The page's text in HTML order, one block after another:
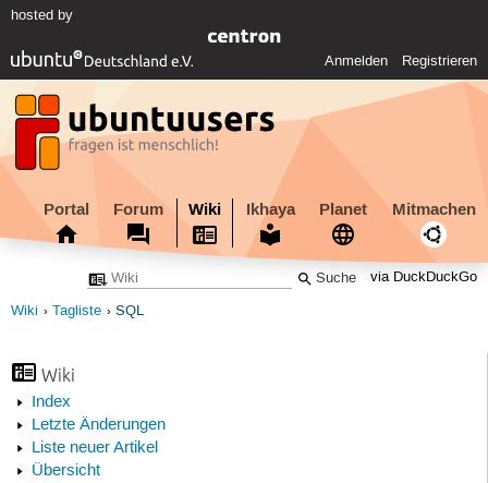
hosted by
Anmelden Registrieren
Portal Forum Wiki Ikhaya Planet Mitmachen
via DuckDuckGo
Wiki Tagliste SQL
Wiki
Index
Letzte Änderungen
Liste neuer Artikel
Übersicht